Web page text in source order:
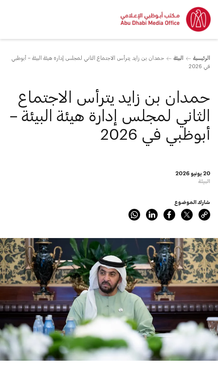
الرئيسية البيئة
حمدان بن زايد يترأس الاجتماع الثاني لمجلس إدارة هيئة البيئة – أبوظبي
في 2026
20 يونيو 2026
البيئة
حمدان بن زايد يترأس الاجتماع
الثاني لمجلس إدارة هيئة البيئة –
أبوظبي في 2026
شارك الموضوع